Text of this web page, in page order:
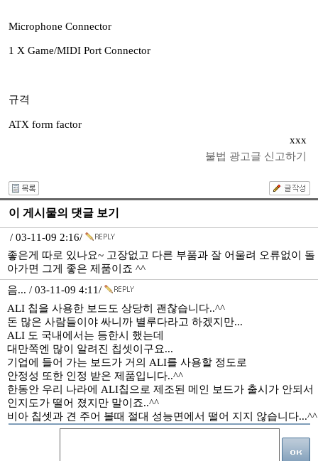
Microphone Connector
1 X Game/MIDI Port Connector
규격
ATX form factor
xxx
불법 광고글 신고하기
이 게시물의 댓글 보기
/ 03-11-09 2:16/
좋은게 따로 있나요~ 고장없고 다른 부품과 잘 어울려 오류없이 돌
아가면 그게 좋은 제품이죠 ^^
음... / 03-11-09 4:11/
ALI 칩을 사용한 보드도 상당히 괜찮습니다..^^
돈 많은 사람들이야 싸니까 별루다라고 하겠지만...
ALI 도 국내에서는 등한시 했는데
대만쪽엔 많이 알려진 칩셋이구요...
기업에 들어 가는 보드가 거의 ALI를 사용할 정도로
안정성 또한 인정 받은 제품입니다..^^
한동안 우리 나라에 ALI칩으로 제조된 메인 보드가 출시가 안되서
인지도가 떨어 졌지만 말이죠..^^
비아 칩셋과 견 주어 볼때 절대 성능면에서 떨어 지지 않습니다...^^